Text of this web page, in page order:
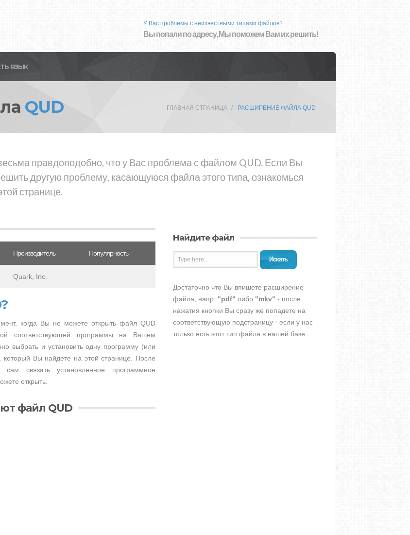
У Вас проблемы с неизвестными типами файлов?
Вы попали по адресу, Мы поможем Вам их решить!
ЯЗЫК
QUD ГЛАВНАЯ СТРАНИЦА РАСШИРЕНИЕ ФАЙЛА QUD
правдоподобно, что у Вас проблема с файлом QUD. Если Вы
другую проблему, касающуюся файла этого типа, ознакомься
странице.
Производитель Популярность
Quark, Inc.
когда Вы не можете открыть файл QUD
соответствующей программы на Вашем
выбрать и установить одну программу (или
который Вы найдете на этой странице. После
связать установленное программное
открыть.
файл QUD
Найдите файл
Искать
Достаточно что Вы впишете расширение
файла, напр. "pdf" либо "mkv" - после
нажатия кнопки Вы сразу же попадете на
соответствующую подстраницу - если у нас
только есть этот тип файла в нашей базе.